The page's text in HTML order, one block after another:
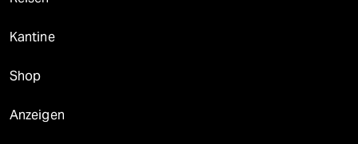
Kantine
Shop
Anzeigen